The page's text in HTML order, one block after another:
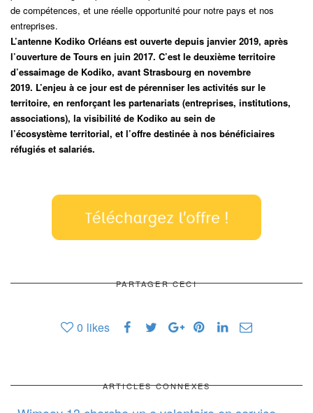
de compétences, et une réelle opportunité pour notre pays et nos
entreprises.
L’antenne Kodiko Orléans est ouverte depuis janvier 2019, après
l’ouverture de Tours en juin 2017. C’est le deuxième territoire
d’essaimage de Kodiko, avant Strasbourg en novembre
2019. L’enjeu à ce jour est de pérenniser les activités sur le
territoire, en renforçant les partenariats (entreprises, institutions,
associations), la visibilité de Kodiko au sein de
l’écosystème territorial, et l’offre destinée à nos bénéficiaires
réfugiés et salariés.
PARTAGER CECI
0 likes
ARTICLES CONNEXES